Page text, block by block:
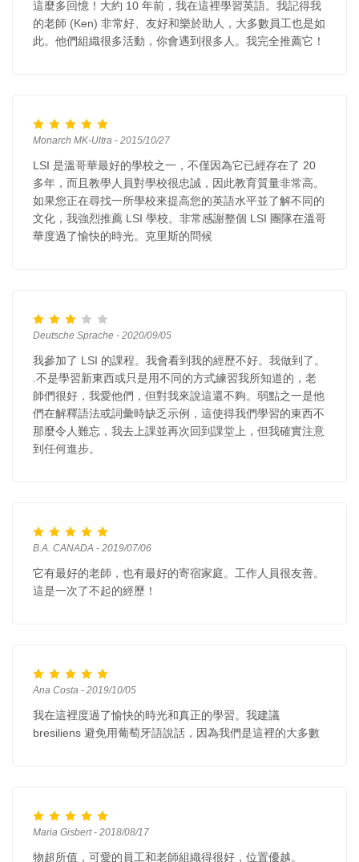
這麼多回憶！大約 10 年前，我在這裡學習英語。我記得我
的老師 (Ken) 非常好、友好和樂於助人，大多數員工也是如
此。他們組織很多活動，你會遇到很多人。我完全推薦它！
Monarch MK-Ultra - 2015/10/27
LSI 是溫哥華最好的學校之一，不僅因為它已經存在了 20
多年，而且教學人員對學校很忠誠，因此教育質量非常高。
如果您正在尋找一所學校來提高您的英語水平並了解不同的
文化，我強烈推薦 LSI 學校。非常感謝整個 LSI 團隊在溫哥
華度過了愉快的時光。克里斯的問候
Deutsche Sprache - 2020/09/05
我參加了 LSI 的課程。我會看到我的經歷不好。我做到了。
.不是學習新東西或只是用不同的方式練習我所知道的，老
師們很好，我愛他們，但對我來說這還不夠。弱點之一是他
們在解釋語法或詞彙時缺乏示例，這使得我們學習的東西不
那麼令人難忘，我去上課並再次回到課堂上，但我確實注意
到任何進步。
B.A. CANADA - 2019/07/06
它有最好的老師，也有最好的寄宿家庭。工作人員很友善。
這是一次了不起的經歷！
Ana Costa - 2019/10/05
我在這裡度過了愉快的時光和真正的學習。我建議
bresiliens 避免用葡萄牙語說話，因為我們是這裡的大多數
Maria Gisbert - 2018/08/17
物超所值，可愛的員工和老師組織得很好，位置優越。